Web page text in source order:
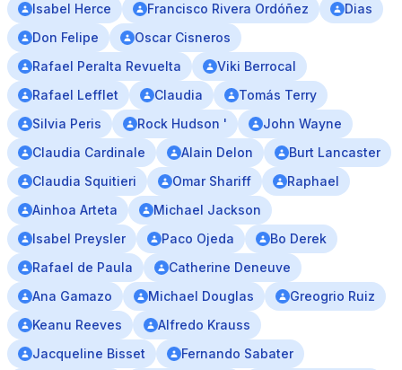
Isabel Herce
Francisco Rivera Ordóñez
Dias
Don Felipe
Oscar Cisneros
Rafael Peralta Revuelta
Viki Berrocal
Rafael Lefflet
Claudia
Tomás Terry
Silvia Peris
Rock Hudson '
John Wayne
Claudia Cardinale
Alain Delon
Burt Lancaster
Claudia Squitieri
Omar Shariff
Raphael
Ainhoa Arteta
Michael Jackson
Isabel Preysler
Paco Ojeda
Bo Derek
Rafael de Paula
Catherine Deneuve
Ana Gamazo
Michael Douglas
Greogrio Ruiz
Keanu Reeves
Alfredo Krauss
Jacqueline Bisset
Fernando Sabater